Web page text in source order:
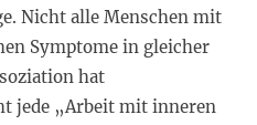
Nicht alle Menschen mit
Symptome in gleicher
hat
jede „Arbeit mit inneren